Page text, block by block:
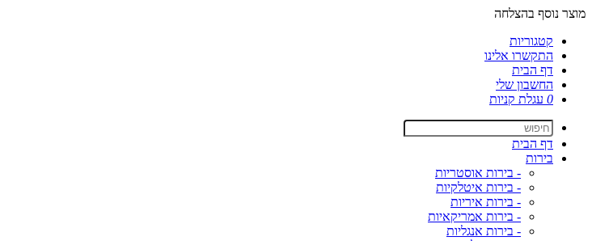
מוצר נוסף בהצלחה
קטגוריות
התקשרו אלינו
דף הבית
החשבון שלי
0 עגלת קניות
דף הבית
בירות
- בירות אוסטריות
- בירות איטלקיות
- בירות איריות
- בירות אמריקאיות
- בירות אנגליות